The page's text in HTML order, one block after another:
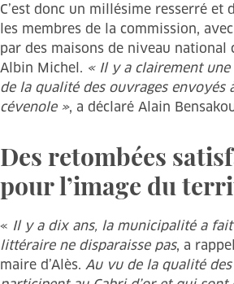
C’est donc un millésime resserré et
les membres de la commission,
par des maisons de niveau national
Albin Michel. « Il y a clairement
de la qualité des ouvrages envoyés
cévenole », a déclaré Alain
Des retombées
pour l’image du
« Il y a dix ans, la municipalité a
littéraire ne disparaisse pas, a
maire d’Alès. Au vu de la qualité